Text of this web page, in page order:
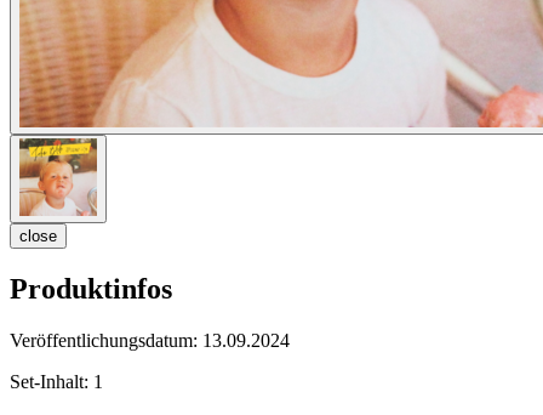
close
Produktinfos
Veröffentlichungsdatum: 13.09.2024
Set-Inhalt: 1